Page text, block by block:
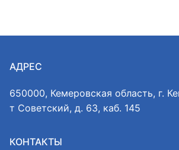
АДРЕС
650000, Кемеровская область, г.
т Советский, д. 63, каб. 145
КОНТАКТЫ